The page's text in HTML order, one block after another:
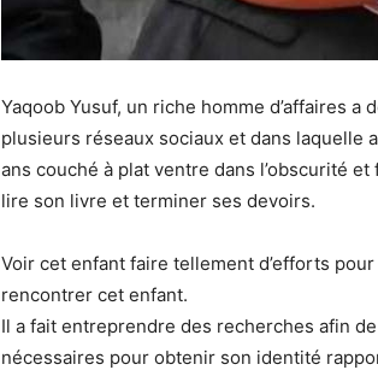
Yaqoob Yusuf, un riche homme d’affaires
plusieurs réseaux sociaux et dans laquelle
ans couché à plat ventre dans l’obscurité
lire son livre et terminer ses devoirs.
Voir cet enfant faire tellement d’efforts
rencontrer cet enfant.
Il a fait entreprendre des recherches afin
nécessaires pour obtenir son identité